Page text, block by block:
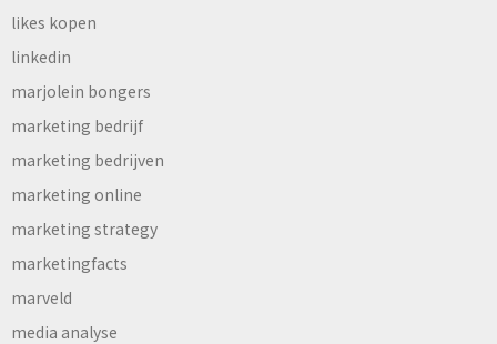
likes kopen
linkedin
marjolein bongers
marketing bedrijf
marketing bedrijven
marketing online
marketing strategy
marketingfacts
marveld
media analyse